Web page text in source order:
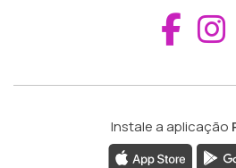
Instale a aplicação